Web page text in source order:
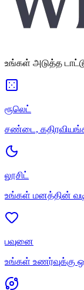
உங்கள் அடுத்த
ரூலெட்
சண்டை,
லூசிட்
உங்கள் மனத்தின்
பவுனை
உங்கள் உணர்வுக்கு